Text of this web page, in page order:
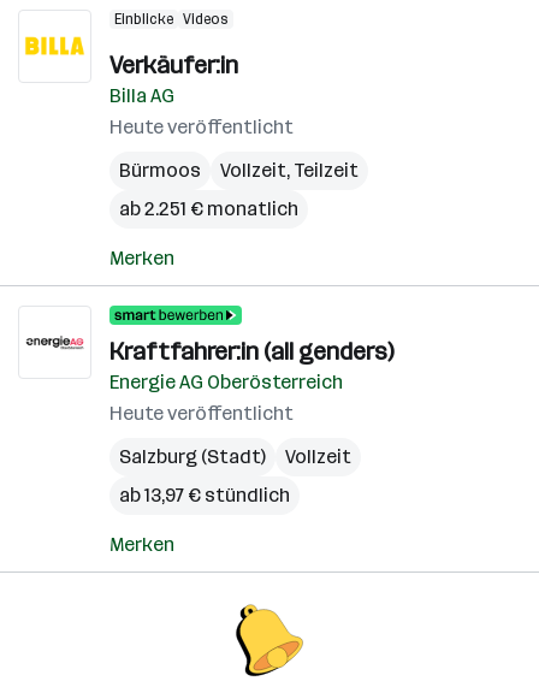
Einblicke Videos
Verkäufer:in
Billa AG
Heute veröffentlicht
Bürmoos
Vollzeit, Teilzeit
ab 2.251 € monatlich
Merken
Kraftfahrer:in (all genders)
Energie AG Oberösterreich
Heute veröffentlicht
Salzburg (Stadt)
Vollzeit
ab 13,97 € stündlich
Merken